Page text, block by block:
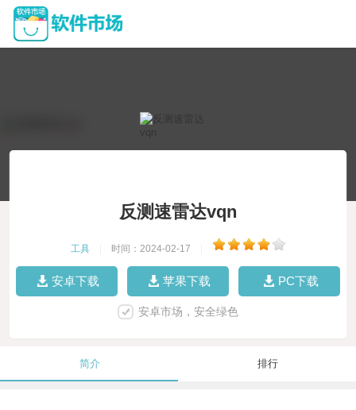
反测速雷达vqn
工具 时间：2024-02-17
安卓下载 苹果下载 PC下载
安卓市场，安全绿色
简介 排行